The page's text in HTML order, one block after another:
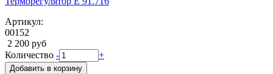
Артикул:
00152
2 200 руб
Количество - +
Добавить в корзину